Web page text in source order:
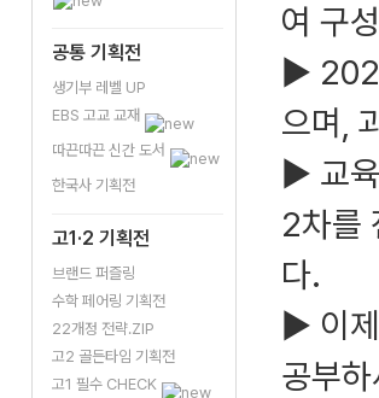
공통 기획전
생기부 레벨 UP
EBS 고교 교재
따끈따끈 신간 도서
한국사 기획전
고1·2 기획전
브랜드 퍼즐링
수학 페어링 기획전
22개정 전략.ZIP
고2 골든타임 기획전
고1 필수 CHECK
여 구
▶
으며,
▶ 교
2차를
다.
▶ 이
공부